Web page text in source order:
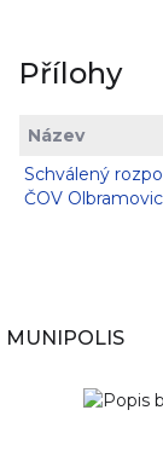
Přílohy
Název
Schválený
ČOV
MUNIPOLIS